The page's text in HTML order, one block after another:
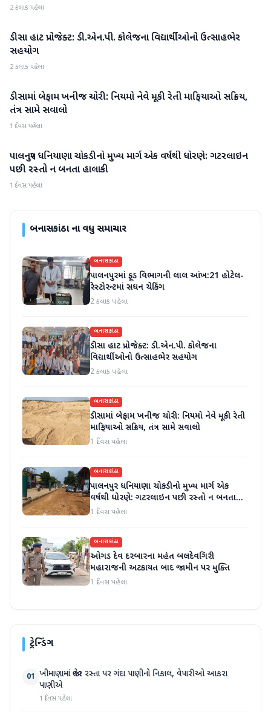
2 કલાક પહેલા
બનાસકાંઠા
ડીસા હાટ પ્રોજેક્ટ: ડી.એન.પી. કોલેજના વિદ્યાર્થીઓનો ઉત્સાહભેર
સહયોગ
2 કલાક પહેલા
બનાસકાંઠા
ડીસામાં બેફામ ખનીજ ચોરી: નિયમો નેવે મૂકી રેતી માફિયાઓ સક્રિય,
તંત્ર સામે સવાલો
1 દિવસ પહેલા
બનાસકાંઠા
પાલનપુર ધનિયાણા ચોકડીનો મુખ્ય માર્ગ એક વર્ષથી ધોરણે: ગટરલાઇન
પછી રસ્તો ન બનતા હાલાકી
1 દિવસ પહેલા
બનાસકાંઠાના વધુ સમાચાર
બનાસકાંઠા
પાલનપુરમાં ફૂડ વિભાગની લાલ આંખ:21 હોટેલ-
રેસ્ટોરન્ટમાં સઘન ચેકિંગ
2 કલાક પહેલા
બનાસકાંઠા
ડીસા હાટ પ્રોજેક્ટ: ડી.એન.પી. કોલેજના
વિદ્યાર્થીઓનો ઉત્સાહભેર સહયોગ
2 કલાક પહેલા
બનાસકાંઠા
ડીસામાં બેફામ ખનીજ ચોરી: નિયમો નેવે મૂકી રેતી
માફિયાઓ સક્રિય, તંત્ર સામે સવાલો
1 દિવસ પહેલા
બનાસકાંઠા
પાલનપુર ધનિયાણા ચોકડીનો મુખ્ય માર્ગ એક
વર્ષથી ધોરણે: ગટરલાઇન પછી રસ્તો ન બનતા
હાલાકી
1 દિવસ પહેલા
બનાસકાંઠા
ઓગડ દેવ દરબારના મહંત બલદેવગિરી
મહારાજની અટકાયત બાદ જામીન પર મુક્તિ
1 દિવસ પહેલા
ટ્રેન્ડિંગ
01 ખીમાણામાં જાહેર રસ્તા પર ગંદા પાણીનો નિકાલ, વેપારીઓ આકરા
પાણીએ
1 દિવસ પહેલા